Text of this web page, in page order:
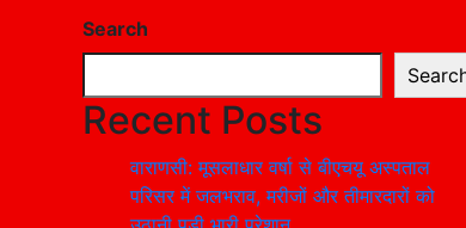
Search
Recent Posts
वाराणसी: मूसलाधार वर्षा से बीएचयू अस्पताल
परिसर में जलभराव, मरीजों और तीमारदारों को